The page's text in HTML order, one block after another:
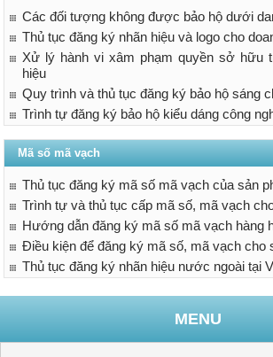
Các đối tượng không được bảo hộ dưới
Thủ tục đăng ký nhãn hiệu và logo cho
Xử lý hành vi xâm phạm quyền sở hữu
hiệu
Quy trình và thủ tục đăng ký bảo hộ sáng
Trình tự đăng ký bảo hộ kiểu dáng công
Mã số mã vạch
Thủ tục đăng ký mã số mã vạch của sản
Trình tự và thủ tục cấp mã số, mã vạch
Hướng dẫn đăng ký mã số mã vạch hàng
Điều kiện để đăng ký mã số, mã vạch cho
Thủ tục đăng ký nhãn hiệu nước ngoài tại
MENU